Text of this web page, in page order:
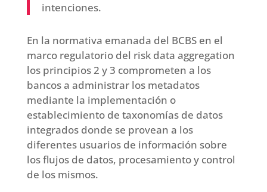
intenciones.
En la normativa emanada del BCBS en el
marco regulatorio del risk data aggregation
los principios 2 y 3 comprometen a los
bancos a administrar los metadatos
mediante la implementación o
establecimiento de taxonomías de datos
integrados donde se provean a los
diferentes usuarios de información sobre
los flujos de datos, procesamiento y control
de los mismos.